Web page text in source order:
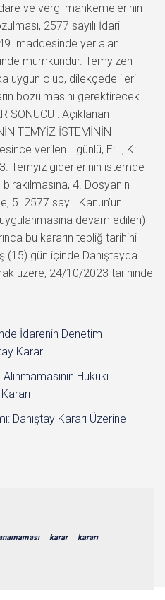
ve vergi mahkemelerinin
2577 sayılı İdari
maddesinde yer alan
mümkündür. Temyizen
uygun olup, dilekçede ileri
bozulmasını gerektirecek
SONUCU : Açıklanan
TEMYİZ İSTEMİNİN
verilen …günlü, E:…, K:…
3. Temyiz giderlerinin istemde
4. Dosyanın
2577 sayılı Kanun’un
devam edilen)
bu kararın tebliğ tarihini
(15) gün içinde Danıştayda
üzere, 24/10/2023 tarihinde
İdarenin Denetim
Kararı
Hukuki
Danıştay Kararı Üzerine
karar kararı